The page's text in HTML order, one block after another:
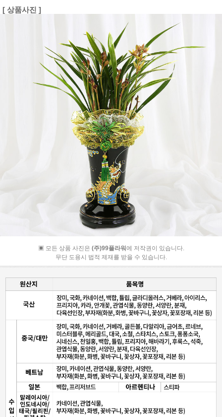
[ 상품사진 ]
▣ 모든 상품 사진은 (주)99플라워에 저작권이 있습니다.
무단 도용시 법적 제재를 받을 수 있습니다.